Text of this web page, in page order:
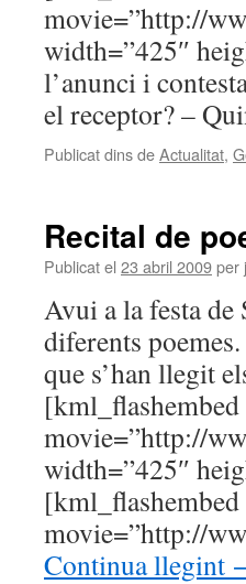
movie=”http://
width=”425″
l’anunci i
el receptor? –
Publicat dins deActualitat,
Recital de
Publicat el 23 abril 2009per
Avui a la festa
diferents
que s’han llegit
[kml_flashembed
movie=”http://
width=”425″
[kml_flashembed
movie=”http://
Continua llegint